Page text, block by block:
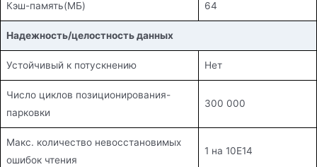
Кэш-память(МБ) 64
Надежность/целостность данных
Устойчивый к потускнению Нет
Число циклов позиционирования-
парковки
300 000
Макс. количество невосстановимых
ошибок чтения
1 на 10E14